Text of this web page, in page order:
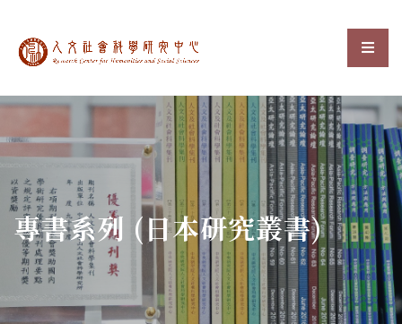
中央研究院人文社會科選
:::
專書系列 (日本研究叢書)